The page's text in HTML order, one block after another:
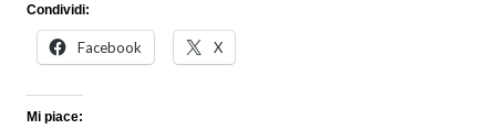
Condividi:
Facebook X
Mi piace: